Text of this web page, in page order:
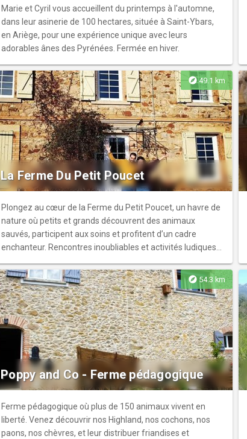
Marie et Cyril vous accueillent du printemps à l'automne,
dans leur asinerie de 100 hectares, située à Saint-Ybars,
en Ariège, pour une expérience unique avec leurs
adorables ânes des Pyrénées. Fermée en hiver.
explore49.1 km
La Ferme Du Petit Poucet
Plongez au cœur de la Ferme du Petit Poucet, un havre de
nature où petits et grands découvrent des animaux
sauvés, participent aux soins et profitent d’un cadre
enchanteur. Rencontres inoubliables et activités ludiques
explore 54.3 km
Poppy and Co - Ferme pédagogique
Ferme pédagogique où plus de 150 animaux vivent en
liberté. Venez découvrir nos Highland, nos cochons, nos
paons, nos chèvres, et leur distribuer friandises et